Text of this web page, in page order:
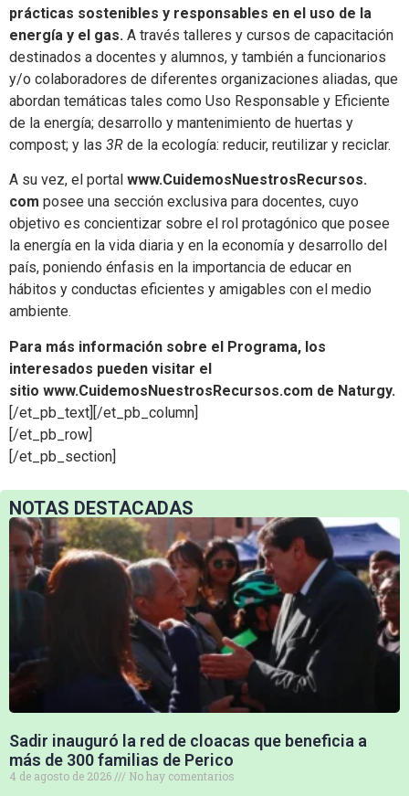
NOTAS DESTACADAS
Sadir inauguró la red de cloacas que beneficia a
más de 300 familias de Perico
4 de agosto de 2026 No hay comentarios
prácticas sostenibles y responsables en el uso de la
energía y el gas. A través talleres y cursos de capacitación
destinados a docentes y alumnos, y también a funcionarios
y/o colaboradores de diferentes organizaciones aliadas, que
abordan temáticas tales como Uso Responsable y Eficiente
de la energía; desarrollo y mantenimiento de huertas y
compost; y las 3R de la ecología: reducir, reutilizar y reciclar.
A su vez, el portal www.CuidemosNuestrosRecursos.
com posee una sección exclusiva para docentes, cuyo
objetivo es concientizar sobre el rol protagónico que posee
la energía en la vida diaria y en la economía y desarrollo del
país, poniendo énfasis en la importancia de educar en
hábitos y conductas eficientes y amigables con el medio
ambiente.
Para más información sobre el Programa, los
interesados pueden visitar el
sitio www.CuidemosNuestrosRecursos.com de Naturgy.
[/et_pb_text][/et_pb_column]
[/et_pb_row]
[/et_pb_section]